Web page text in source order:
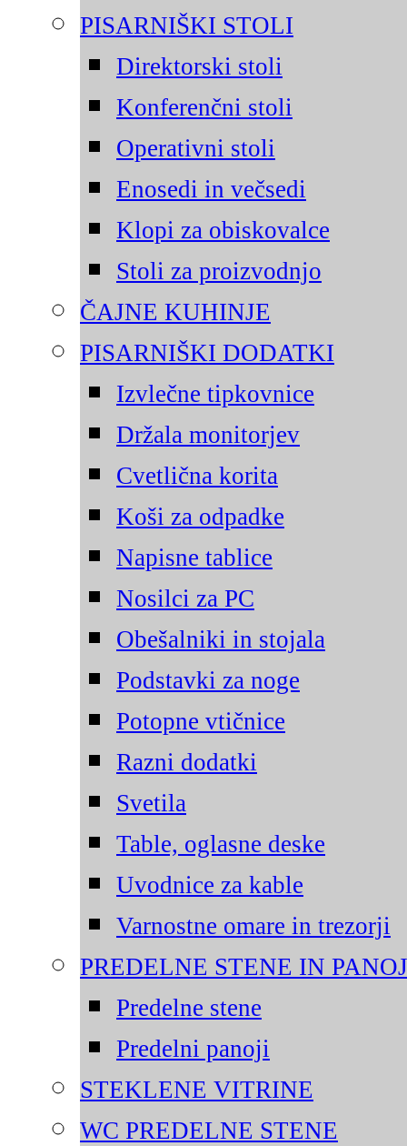
PISARNIŠKI STOLI
Direktorski stoli
Konferenčni stoli
Operativni stoli
Enosedi in večsedi
Klopi za obiskovalce
Stoli za proizvodnjo
ČAJNE KUHINJE
PISARNIŠKI DODATKI
Izvlečne tipkovnice
Držala monitorjev
Cvetlična korita
Koši za odpadke
Napisne tablice
Nosilci za PC
Obešalniki in stojala
Podstavki za noge
Potopne vtičnice
Razni dodatki
Svetila
Table, oglasne deske
Uvodnice za kable
Varnostne omare in trezorji
PREDELNE STENE IN
Predelne stene
Predelni panoji
STEKLENE VITRINE
WC PREDELNE STENE